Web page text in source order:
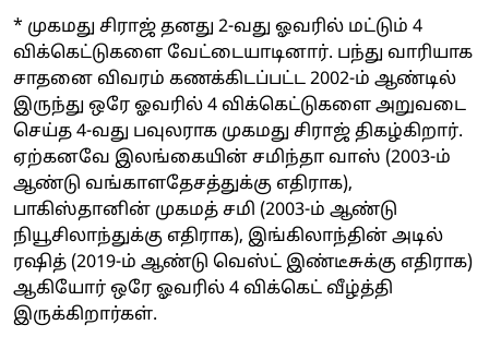
* முகமது சிராஜ் தனது 2-வது ஓவரில் மட்டும் 4
விக்கெட்டுகளை வேட்டையாடினார். பந்து வாரியாக
சாதனை விவரம் கணக்கிடப்பட்ட 2002-ம் ஆண்டில்
இருந்து ஒரே ஓவரில் 4 விக்கெட்டுகளை அறுவடை
செய்த 4-வது பவுலராக முகமது சிராஜ் திகழ்கிறார்.
ஏற்கனவே இலங்கையின் சமிந்தா வாஸ் (2003-ம்
ஆண்டு வங்காளதேசத்துக்கு எதிராக),
பாகிஸ்தானின் முகமத் சமி (2003-ம் ஆண்டு
நியூசிலாந்துக்கு எதிராக), இங்கிலாந்தின் அடில்
ரஷித் (2019-ம் ஆண்டு வெஸ்ட் இண்டீசுக்கு எதிராக)
ஆகியோர் ஒரே ஓவரில் 4 விக்கெட் வீழ்த்தி
இருக்கிறார்கள்.